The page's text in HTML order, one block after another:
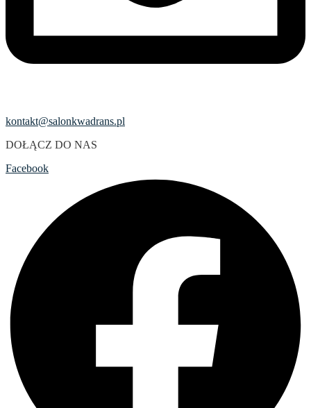
kontakt@salonkwadrans.pl
DOŁĄCZ DO NAS
Facebook